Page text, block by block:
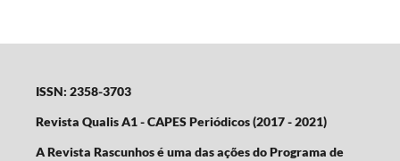
ISSN: 2358-3703
Revista Qualis A1 - CAPES Periódicos (2017 - 2021)
A Revista Rascunhos é uma das ações do Programa de